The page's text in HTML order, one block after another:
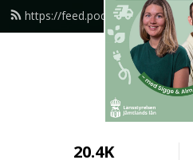
https://feed.podbean.com/
20.4K